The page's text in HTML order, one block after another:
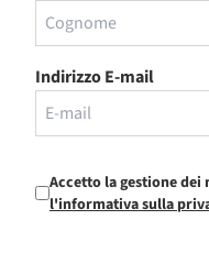
Indirizzo E-mail
Accetto la gestione
l'informativa sulla